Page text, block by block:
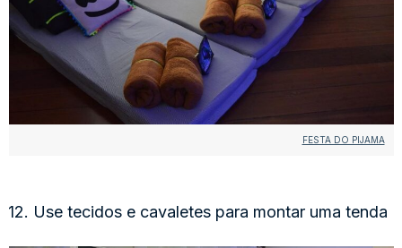
FESTA DO PIJAMA
12. Use tecidos e cavaletes para montar uma tenda